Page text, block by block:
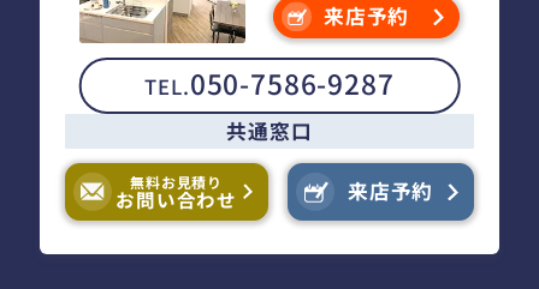
来店予約
TEL.050-7586-9287
共通窓口
来店予約
無料お見積り
お問い合わせ